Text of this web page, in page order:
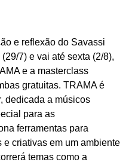
e reflexão do Savassi
7) e vai até sexta (2/8),
e a masterclass
gratuitas. TRAMA é
dedicada a músicos
para as
ferramentas para
criativas em um ambiente
temas como a